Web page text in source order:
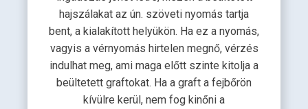
hajszálakat az ún. szöveti nyomás tartja
bent, a kialakított helyükön. Ha ez a nyomás,
vagyis a vérnyomás hirtelen megnő, vérzés
indulhat meg, ami maga előtt szinte kitolja a
beültetett graftokat. Ha a graft a fejbőrön
kívülre kerül, nem fog kinőni a